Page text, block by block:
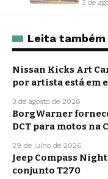
3 de
Leita
Nissan Kicks Art
por artista está em
3 de agosto de 2026
BorgWarner
DCT para motos na
29 de julho de 2026
Jeep Compass
conjunto T270